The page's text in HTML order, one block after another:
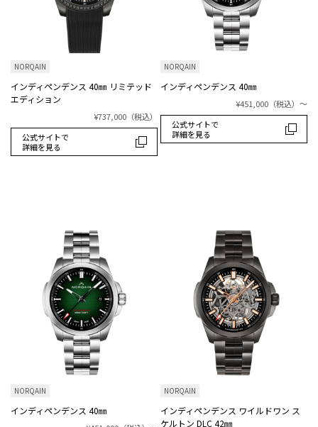
NORQAIN
インディペンデンス 40㎜ リミテッド
エディション
¥737,000 （税込）
公式サイトで
詳細を見る
NORQAIN
インディペンデンス 40㎜
¥451,000 （税込） ～
公式サイトで
詳細を見る
NORQAIN
インディペンデンス 40㎜
NORQAIN
インディペンデンス ワイルドワン ス
ケルトン DLC 42㎜